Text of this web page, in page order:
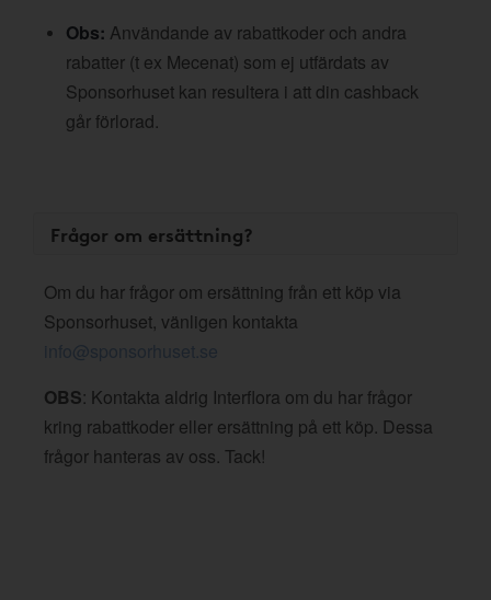
Obs: Användande av rabattkoder och andra
rabatter (t ex Mecenat) som ej utfärdats av
Sponsorhuset kan resultera i att din cashback
går förlorad.
Frågor om ersättning?
Om du har frågor om ersättning från ett köp via
Sponsorhuset, vänligen kontakta
info@sponsorhuset.se
OBS: Kontakta aldrig Interflora om du har frågor
kring rabattkoder eller ersättning på ett köp. Dessa
frågor hanteras av oss. Tack!